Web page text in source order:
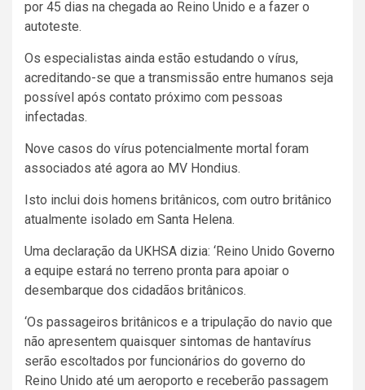
por 45 dias na chegada ao Reino Unido e a fazer o
autoteste.
Os especialistas ainda estão estudando o vírus,
acreditando-se que a transmissão entre humanos seja
possível após contato próximo com pessoas
infectadas.
Nove casos do vírus potencialmente mortal foram
associados até agora ao MV Hondius.
Isto inclui dois homens britânicos, com outro britânico
atualmente isolado em Santa Helena.
Uma declaração da UKHSA dizia: ‘Reino Unido Governo
a equipe estará no terreno pronta para apoiar o
desembarque dos cidadãos britânicos.
‘Os passageiros britânicos e a tripulação do navio que
não apresentem quaisquer sintomas de hantavírus
serão escoltados por funcionários do governo do
Reino Unido até um aeroporto e receberão passagem